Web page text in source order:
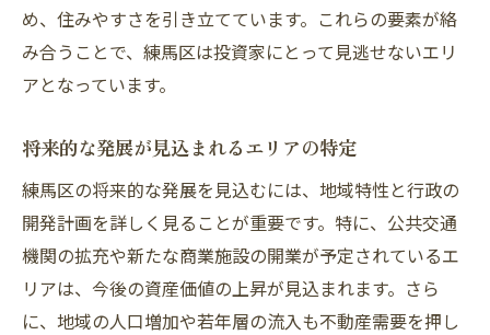
め、住みやすさを引き立てています。これらの要素が絡
み合うことで、練馬区は投資家にとって見逃せないエリ
アとなっています。
将来的な発展が見込まれるエリアの特定
練馬区の将来的な発展を見込むには、地域特性と行政の
開発計画を詳しく見ることが重要です。特に、公共交通
機関の拡充や新たな商業施設の開業が予定されているエ
リアは、今後の資産価値の上昇が見込まれます。さら
に、地域の人口増加や若年層の流入も不動産需要を押し